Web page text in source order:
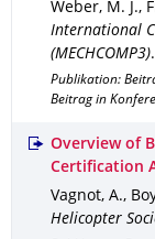
Weber, M. J.,
International
(MECHCOMP3).
Publikation:
Beitrag in
Overview of
Certification
Vagnot, A.,
Helicopter